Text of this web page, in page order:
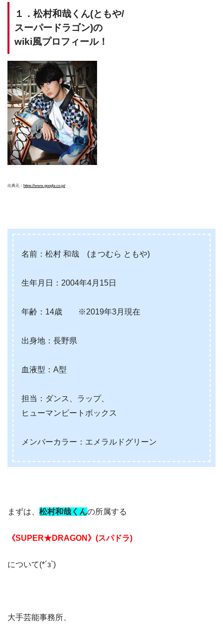
１．松村和哉くん(ともや/
スーパードラゴン)の
wiki風プロフィール！
出典元： https://www.google.co.jp/
名前：松村 和哉 (まつむら ともや)
生年月日：2004年4月15日
年齢：14歳 ※2019年3月現在
出身地：長野県
血液型：A型
担当：ダンス、ラップ、
ヒューマンビートボックス
メンバーカラー：エメラルドグリーン
まずは、 松村和哉くんの所属する
《SUPER★DRAGON》(スパドラ)
について(*´з`)
大手芸能事務所、